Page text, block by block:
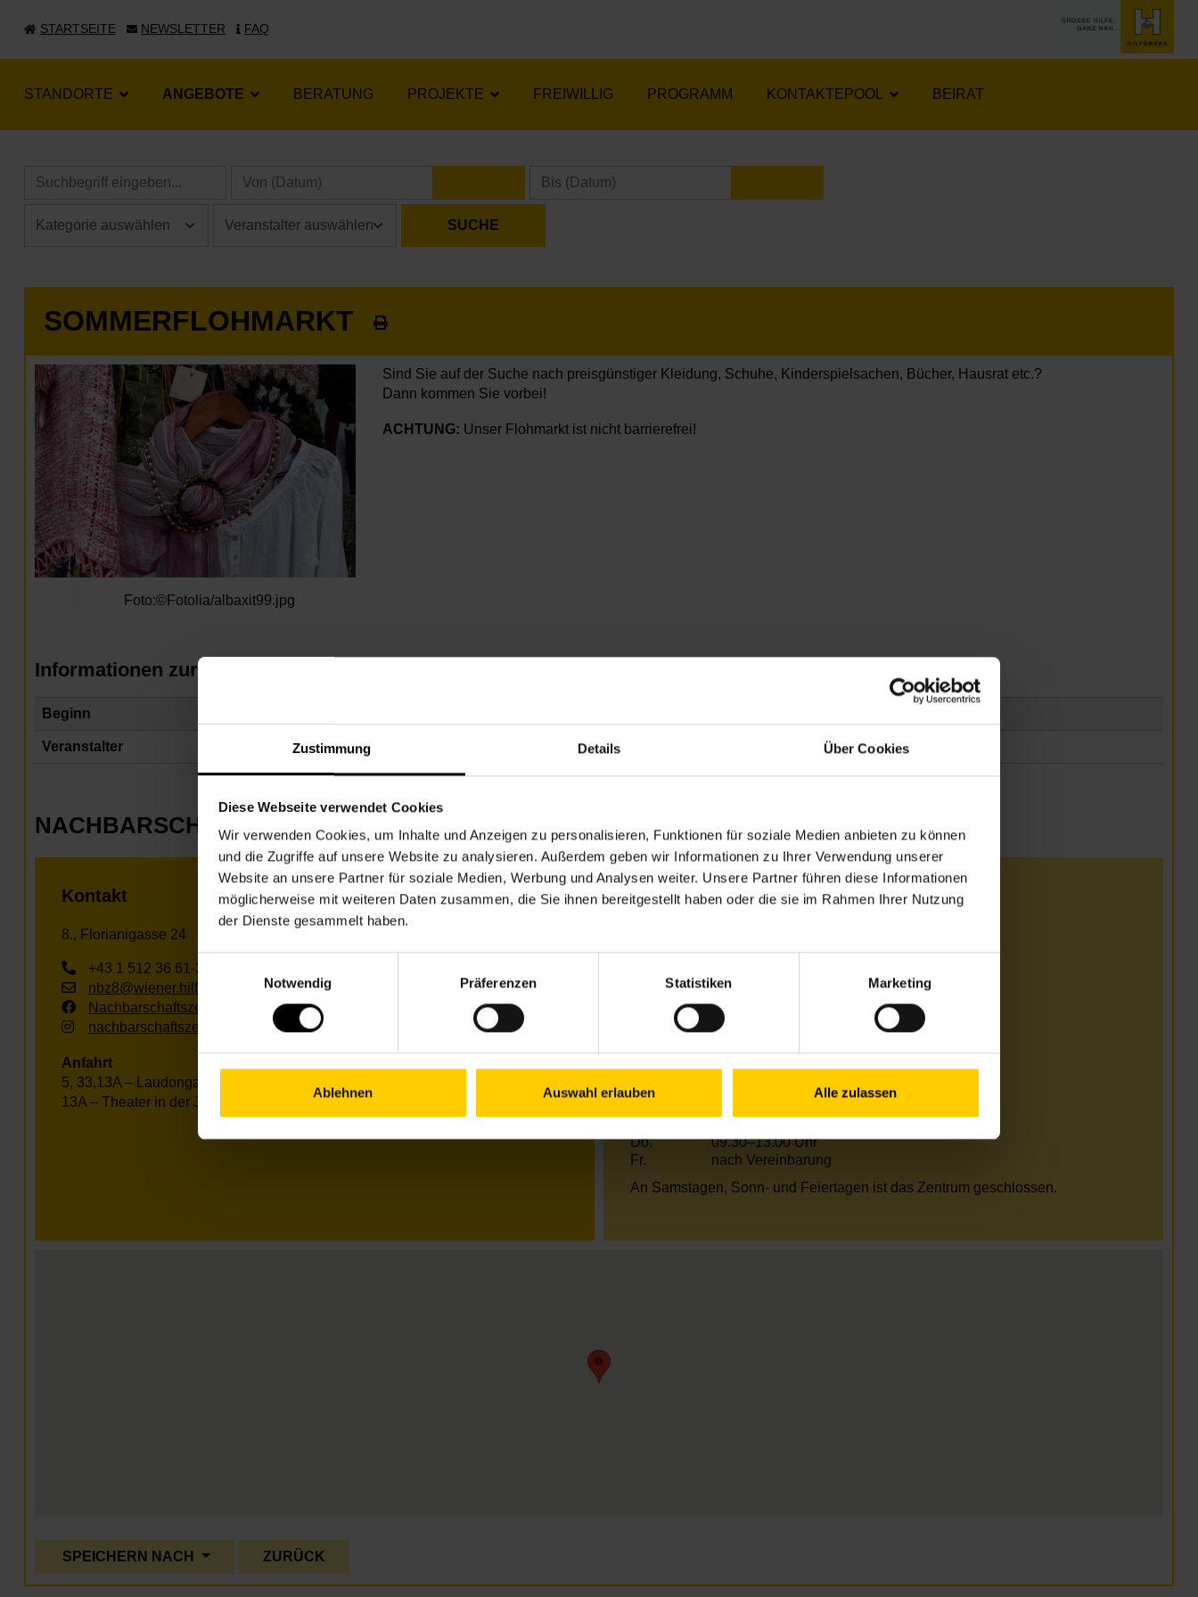
Zustimmung Details Über Cookies
Diese Webseite verwendet Cookies
Wir verwenden Cookies, um Inhalte und Anzeigen zu personalisieren, Funktionen für soziale Medien anbieten zu können
und die Zugriffe auf unsere Website zu analysieren. Außerdem geben wir Informationen zu Ihrer Verwendung unserer
Website an unsere Partner für soziale Medien, Werbung und Analysen weiter. Unsere Partner führen diese Informationen
möglicherweise mit weiteren Daten zusammen, die Sie ihnen bereitgestellt haben oder die sie im Rahmen Ihrer Nutzung
der Dienste gesammelt haben.
Einwilligungsauswahl
Notwendig
Präferenzen Statistiken Marketing
Ablehnen Auswahl erlauben Alle zulassen
STARTSEITE NEWSLETTER FAQ
STANDORTE ANGEBOTE BERATUNG PROJEKTE FREIWILLIG PROGRAMM KONTAKTEPOOL BEIRAT
KALENDER ÖFFNEN
SOMMERFLOHMARKT
Sind Sie auf der Suche nach preisgünstiger Kleidung, Schuhe, Kinderspielsachen, Bücher, Hausrat etc.?
Dann kommen Sie vorbei!
ACHTUNG: Unser Flohmarkt ist nicht barrierefrei!
Foto:©Fotolia/albaxit99.jpg
Informationen zur Veranstaltung
Beginn
Veranstalter
NACHBARSCHAFTSZENTRUM 08
Kontakt
8., Florianigasse 24
+43 1 512 36 61-3400
nbz8@wiener.hilfswerk.at
Nachbarschaftszentren
nachbarschaftszentren.wien
Anfahrt
5, 33,13A – Laudongasse
13A – Theater in der Josefstadt
Öffnungszeiten Juni
Di.
09.30–17.00 Uhr
09.30–17.00 Uhr
nach Vereinbarung
Öffnungszeiten Juli und August
Mo.
13.00–18.00 Uhr
Do.
09.30–13.00 Uhr
Fr.
nach Vereinbarung
An Samstagen, Sonn- und Feiertagen ist das Zentrum geschlossen.
SPEICHERN NACH ZURÜCK